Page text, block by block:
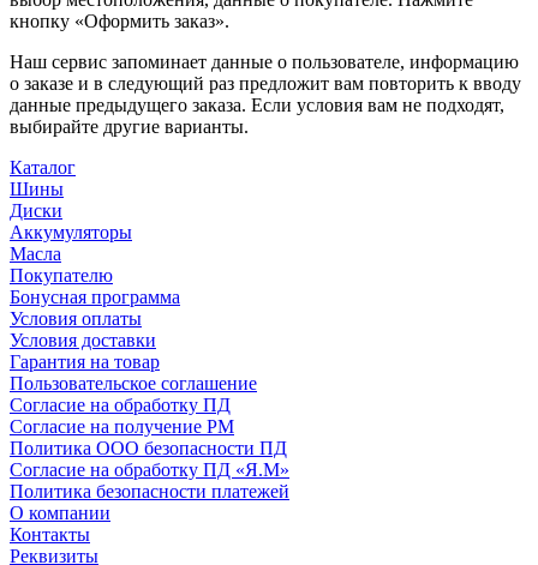
кнопку «Оформить заказ».
Наш сервис запоминает данные о пользователе, информацию
о заказе и в следующий раз предложит вам повторить к вводу
данные предыдущего заказа. Если условия вам не подходят,
выбирайте другие варианты.
Каталог
Шины
Диски
Аккумуляторы
Масла
Покупателю
Бонусная программа
Условия оплаты
Условия доставки
Гарантия на товар
Пользовательское соглашение
Согласие на обработку ПД
Согласие на получение РМ
Политика ООО безопасности ПД
Согласие на обработку ПД «Я.М»
Политика безопасности платежей
О компании
Контакты
Реквизиты